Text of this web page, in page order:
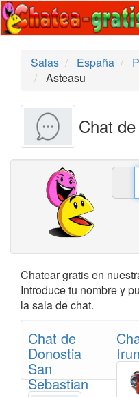
Salas
España
Asteasu
Chat
Chatear gratis en
Introduce tu nombre y
la sala de chat.
Chat de
Donostia
San
Sebastian
Irun